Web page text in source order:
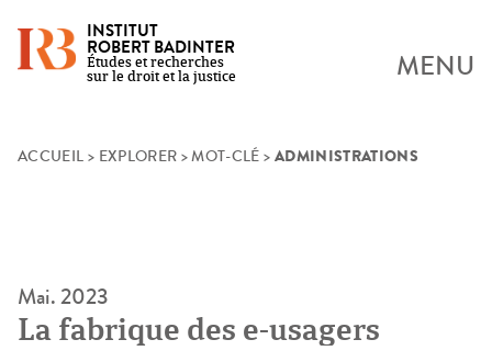
Skip
INSTITUT
ROBERT BADINTER
Études et recherches
sur le droit et la justice
MENU
ACCUEIL > EXPLORER >MOT-CLÉ > ADMINISTRATIONS
Mai. 2023
La fabrique des e-usagers